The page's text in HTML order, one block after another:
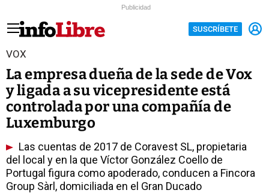
Publicidad
SUSCRÍBETE
VOX
La empresa dueña de la sede de Vox
y ligada a su vicepresidente está
controlada por una compañía de
Luxemburgo
Las cuentas de 2017 de Coravest SL, propietaria
del local y en la que Víctor González Coello de
Portugal figura como apoderado, conducen a Fincora
Group Sàrl, domiciliada en el Gran Ducado